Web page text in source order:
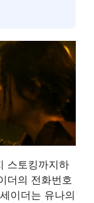
스토킹까지하
더의 전화번호
이더는 유나의